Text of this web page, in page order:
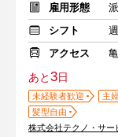
雇用形態
シフト
アクセス
あと3日
未経験者歓迎 主
髪型自由
株式会社テクノ・サー